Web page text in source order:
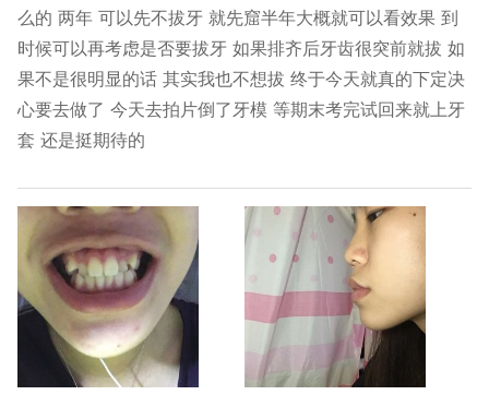
么的 两年 可以先不拔牙 就先窟半年大概就可以看效果 到
时候可以再考虑是否要拔牙 如果排齐后牙齿很突前就拔 如
果不是很明显的话 其实我也不想拔 终于今天就真的下定决
心要去做了 今天去拍片倒了牙模 等期末考完试回来就上牙
套 还是挺期待的